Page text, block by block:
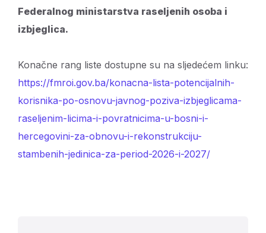
Federalnog ministarstva raseljenih osoba i
izbjeglica.
Konačne rang liste dostupne su na sljedećem linku:
https://fmroi.gov.ba/konacna-lista-potencijalnih-
korisnika-po-osnovu-javnog-poziva-izbjeglicama-
raseljenim-licima-i-povratnicima-u-bosni-i-
hercegovini-za-obnovu-i-rekonstrukciju-
stambenih-jedinica-za-period-2026-i-2027/